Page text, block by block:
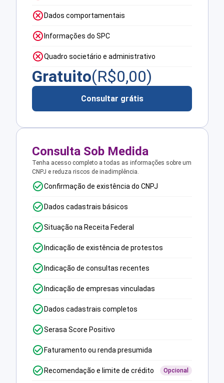
Dados comportamentais
Informações do SPC
Quadro societário e administrativo
Gratuito(R$0,00)
Consultar grátis
Consulta Sob Medida
Tenha acesso completo a todas as informações sobre um
CNPJ e reduza riscos de inadimplência.
Confirmação de existência do CNPJ
Dados cadastrais básicos
Situação na Receita Federal
Indicação de existência de protestos
Indicação de consultas recentes
Indicação de empresas vinculadas
Dados cadastrais completos
Serasa Score Positivo
Faturamento ou renda presumida
Recomendação e limite de crédito Opcional